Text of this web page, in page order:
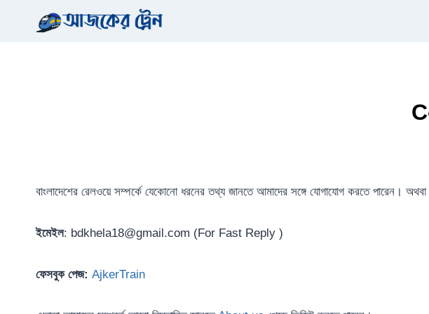
বাংলাদেশের রেলওয়ে সম্পর্কে যেকোনো ধরনের তথ্য জানতে আমাদের সঙ্গে যোগাযোগ করতে পারেন।
ইমেইল: bdkhela18@gmail.com (For Fast Reply )
ফেসবুক পেজ: AjkerTrain